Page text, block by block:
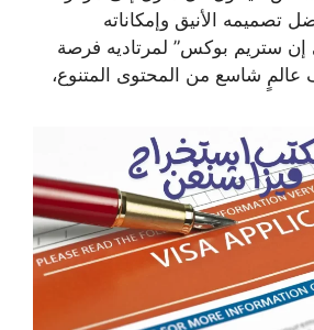
تصميمه الأنيق وإمكاناته
إن ستريم بوكس” لمرتاديه فرصة
عالمٍ شاسع من المحتوى المتنوع،